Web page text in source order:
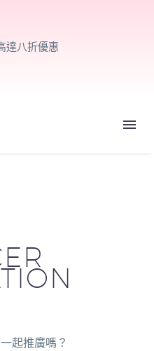
達八折優惠
起推廣嗎？